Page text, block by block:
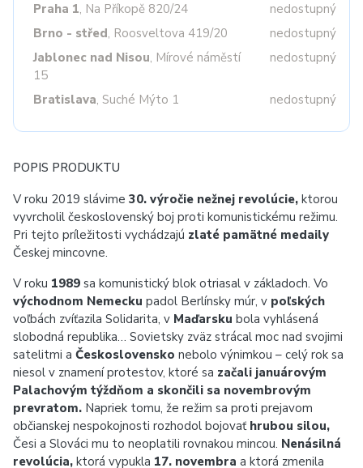
Praha 1, Na Příkopě 820/24
nedostupný
Brno - střed, Roosveltova 419/20
nedostupný
Jablonec nad Nisou, Mírové náměstí
15
nedostupný
Bratislava, Suché Mýto 1 nedostupný
POPIS PRODUKTU
V roku 2019 slávime 30. výročie nežnej revolúcie, ktorou
vyvrcholil československý boj proti komunistickému režimu.
Pri tejto príležitosti vychádzajú zlaté pamätné medaily
Českej mincovne.
V roku 1989 sa komunistický blok otriasal v základoch. Vo
východnom Nemecku padol Berlínsky múr, v poľských
voľbách zvíťazila Solidarita, v Maďarsku bola vyhlásená
slobodná republika… Sovietsky zväz strácal moc nad svojimi
satelitmi a Československo nebolo výnimkou – celý rok sa
niesol v znamení protestov, ktoré sa začali januárovým
Palachovým týždňom a skončili sa novembrovým
prevratom. Napriek tomu, že režim sa proti prejavom
občianskej nespokojnosti rozhodol bojovať hrubou silou,
Česi a Slováci mu to neoplatili rovnakou mincou. Nenásilná
revolúcia, ktorá vypukla 17. novembra a ktorá zmenila